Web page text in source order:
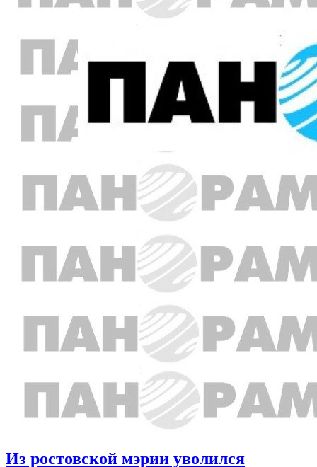
Из ростовской мэрии уволился